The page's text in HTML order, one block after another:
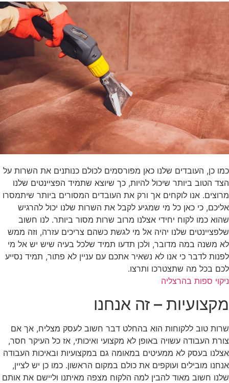
כמו כן, העובדים שלנו כאן מפורסמים לכולם כנותנים את השרות על
הצד הטוב ביותר שיכול להיות, כך שיוצא שתמיד הפציינטים שלנו
מרוצים. אנו לוקחים אך ורק את העובדים המסורים ביותר שיתמסרו
אליכם, כי כאן כל מי שמגיע לקבל את השרות שלנו יכול להרגיש
שהוא כמו לקוח יחידי אצלנו מרוב שרות מסור ביותר. לנו חשוב
שלפציינטים שלנו יהיה אל מי לגשת כשהם צריכים עזרה, וזה ממש
לא משנה במה מדובר, ולכן תדעו תמיד שלכל בעיה שיש יש אל מי
לפנות לדבר כי אנו לא נשאיר אתכם עם עניין לא פתור, תמיד נסייע
לכם בכל מה שתצטרכו ותרצו.
ניקוי ספות בהרצליה
מקצועיות – זה אנחנו
שרות טוב ללקוחות הוא בהחלט דבר חשוב לעסק מצליח, אך אם
צורת העבודה עשויה באופן לא מקצועי ואיכותי, אז כל העיקר חסר,
אצלנו בעסק לא ממעיטים במאומה גם במקצועיות ובאיכות העבודה
אנחנו מובילים ועוקפים את כולם במקום הראשון. כמו כן יש לציין,
שלנו חשוב מאוד להבין למה הלקוח מצפה מאיתנו וליישם את אותם